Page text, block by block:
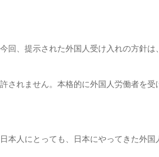
、提示された外国人受け入れの方針は
れません。本格的に外国人労働者を
人にとっても、日本にやってきた外